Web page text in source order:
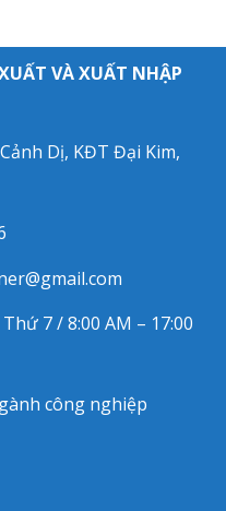
VÀ XUẤT NHẬP
Dị, KĐT Đại Kim,
7 / 8:00 AM – 17:00
công nghiệp